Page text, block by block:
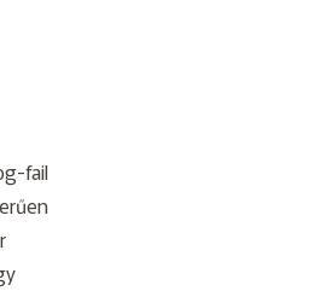
fail